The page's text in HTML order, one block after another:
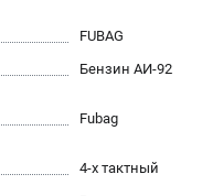
FUBAG
Бензин АИ-92
Fubag
4-х тактный